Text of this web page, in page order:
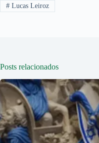
#Lucas Leiroz
Posts relacionados